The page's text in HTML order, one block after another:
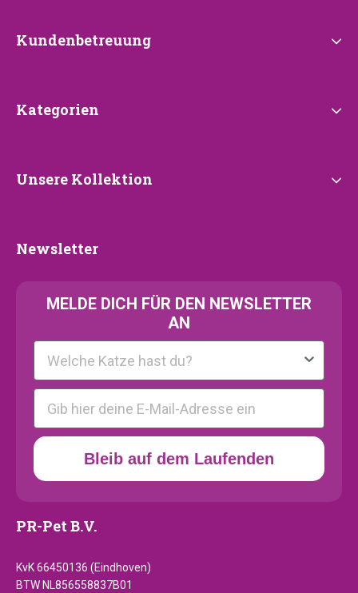
Kundenbetreuung
Kundenbetreuung
Kategorien
Kategorien
Unsere
Unsere Kollektion
Newsletter
Newsletter
MELDE DICH FÜR DEN NEWSLETTER
AN
Kattenras
E-mail
Bleib auf dem Laufenden
PR-Pet B.V.
KvK 66450136 (Eindhoven)
BTW NL856558837B01